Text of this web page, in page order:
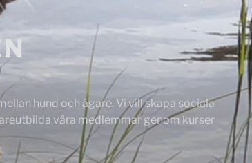
hund och ägare. Vi vill skapa sociala
våra medlemmar genom kurser